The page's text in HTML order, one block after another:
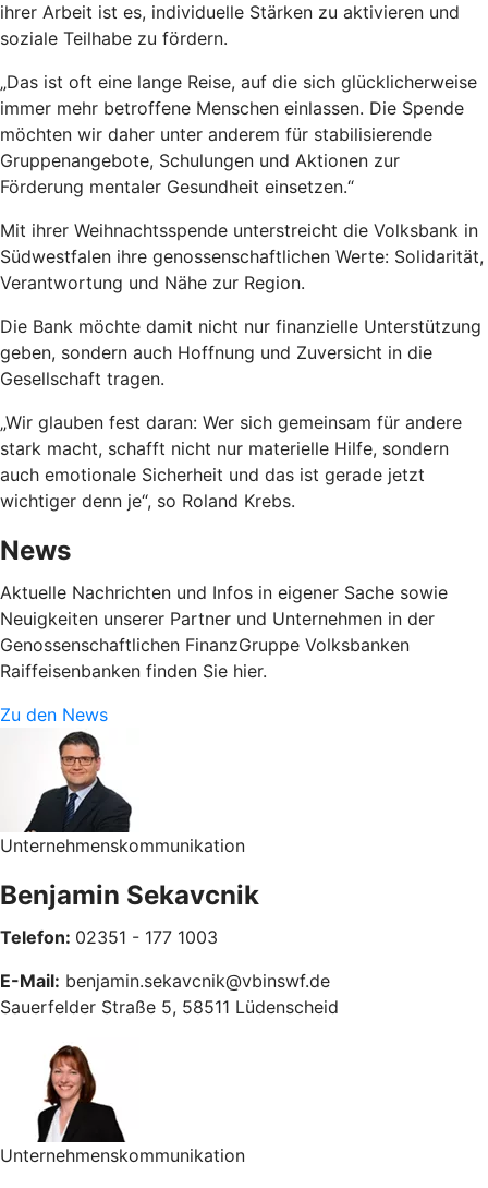
ihrer Arbeit ist es, individuelle Stärken zu aktivieren und
soziale Teilhabe zu fördern.
„Das ist oft eine lange Reise, auf die sich glücklicherweise
immer mehr betroffene Menschen einlassen. Die Spende
möchten wir daher unter anderem für stabilisierende
Gruppenangebote, Schulungen und Aktionen zur
Förderung mentaler Gesundheit einsetzen.“
Mit ihrer Weihnachtsspende unterstreicht die Volksbank in
Südwestfalen ihre genossenschaftlichen Werte: Solidarität,
Verantwortung und Nähe zur Region.
Die Bank möchte damit nicht nur finanzielle Unterstützung
geben, sondern auch Hoffnung und Zuversicht in die
Gesellschaft tragen.
„Wir glauben fest daran: Wer sich gemeinsam für andere
stark macht, schafft nicht nur materielle Hilfe, sondern
auch emotionale Sicherheit und das ist gerade jetzt
wichtiger denn je“, so Roland Krebs.
News
Aktuelle Nachrichten und Infos in eigener Sache sowie
Neuigkeiten unserer Partner und Unternehmen in der
Genossenschaftlichen FinanzGruppe Volksbanken
Raiffeisenbanken finden Sie hier.
Zu den News
Unternehmenskommunikation
Benjamin Sekavcnik
Telefon: 02351 - 177 1003
E-Mail: benjamin.sekavcnik@vbinswf.de
Sauerfelder Straße 5, 58511 Lüdenscheid
Unternehmenskommunikation